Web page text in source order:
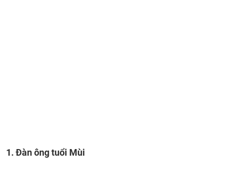
1. Đàn ông tuổi Mùi